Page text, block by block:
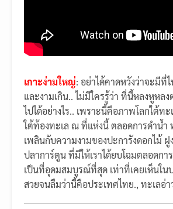
เกาะง่ามใหญ่: อย่าได้คาดหวังว่าจะมีที่
และงามเกิน.. ไม่มีใครรู้ว่า ที่นี้หลงหูหล
ไปได้อย่างไร.. เพราะนี้คือภาพโลกใต้ท
ใต้ท้องทะเล ณ ที่แห่งนี้ ตลอดการดำน้ำ
เพลินกับความงามของปะการังดอกไม้ ฝู
ปลาการ์ตูน ที่มีให้เราได้ยบโฉมตลอดกา
เป็นที่อุดมสมบูรณ์ที่สุด เท่าที่เคยเห็นใน
สวยจนลืมว่านี้คือประเทศไทย., ทะเลอ่